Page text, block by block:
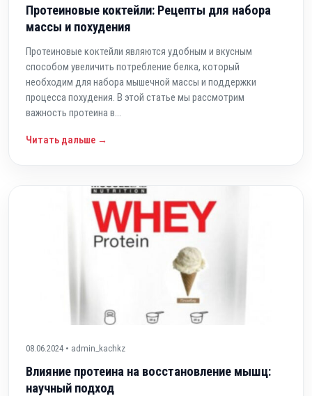
Протеиновые коктейли: Рецепты для набора
массы и похудения
Протеиновые коктейли являются удобным и вкусным
способом увеличить потребление белка, который
необходим для набора мышечной массы и поддержки
процесса похудения. В этой статье мы рассмотрим
важность протеина в...
Читать дальше →
08.06.2024 • admin_kachkz
Влияние протеина на восстановление мышц:
научный подход